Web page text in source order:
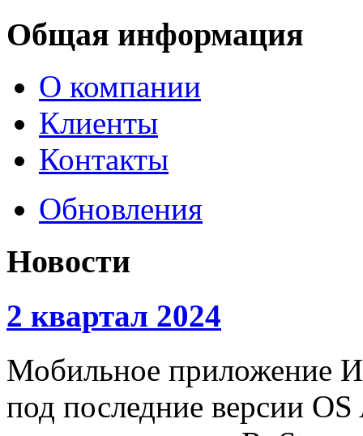
Общая информация
О компании
Клиенты
Контакты
Обновления
Новости
2 квартал 2024
Мобильное приложение
под последние версии